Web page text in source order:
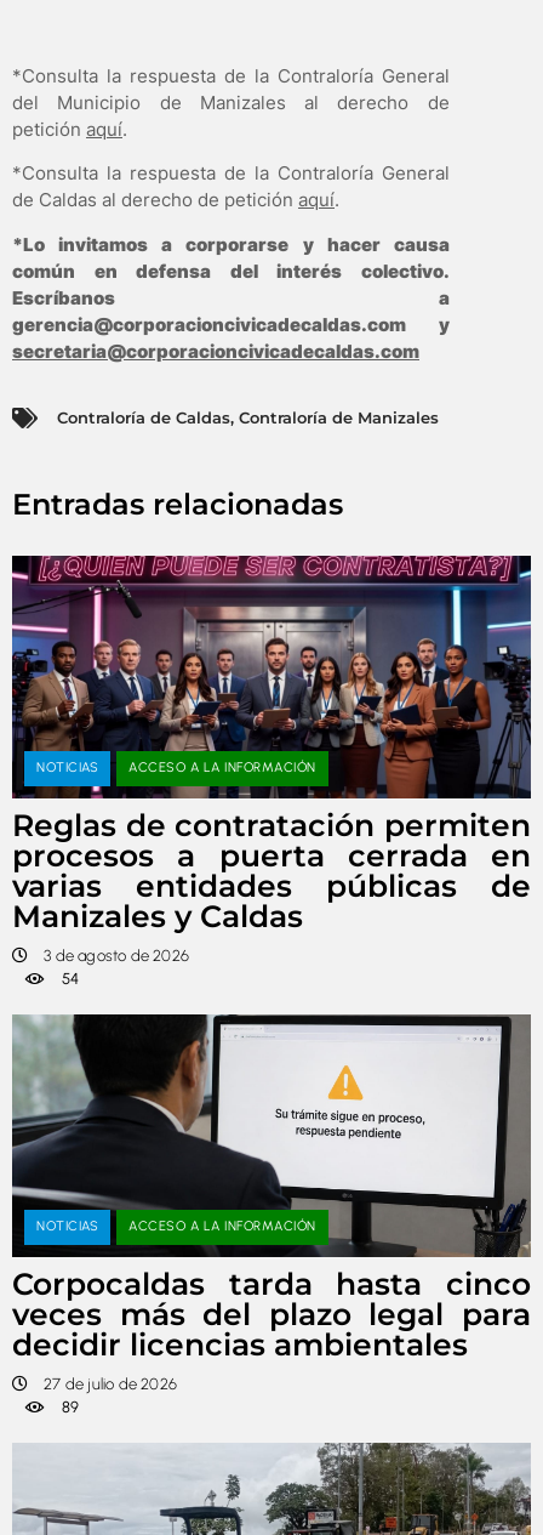
*Consulta la respuesta de la Contraloría General
del Municipio de Manizales al derecho de
petición aquí.
*Consulta la respuesta de la Contraloría General
de Caldas al derecho de petición aquí.
*Lo invitamos a corporarse y hacer causa
común en defensa del interés colectivo.
Escríbanos a
gerencia@corporacioncivicadecaldas.com y
secretaria@corporacioncivicadecaldas.com
Contraloría de Caldas, Contraloría de Manizales
Entradas relacionadas
NOTICIAS ACCESO A LA INFORMACIÓN
Reglas de contratación permiten
procesos a puerta cerrada en
varias entidades públicas de
Manizales y Caldas
3 de agosto de 2026
54
NOTICIAS ACCESO A LA INFORMACIÓN
Corpocaldas tarda hasta cinco
veces más del plazo legal para
decidir licencias ambientales
27 de julio de 2026
89